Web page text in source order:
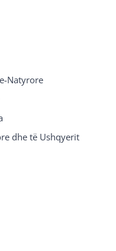
Natyrore
dhe të Ushqyerit